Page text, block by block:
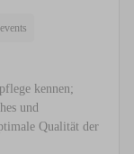
kennen;
und
Qualität der